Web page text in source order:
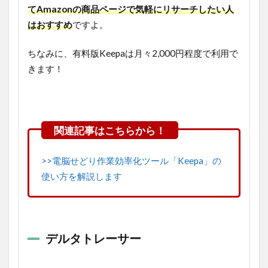
てAmazonの商品ページで気軽にリサーチしたい人
はおすすめですよ。
ちなみに、有料版Keepaは月々2,000円程度で利用で
きます！
>>電脳せどり作業効率化ツール「Keepa」の
使い方を解説します
デルタトレーサー